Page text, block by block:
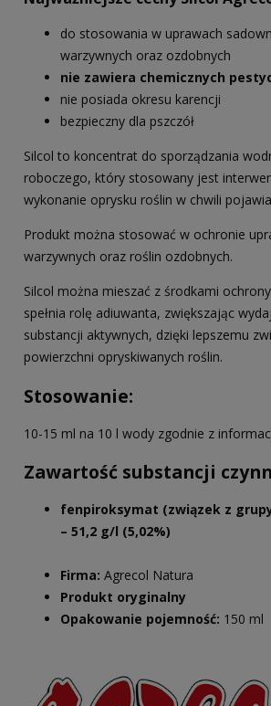
do stosowania w uprawach
warzywnych oraz ozdobnych
nie zawiera chemicznych
nie posiada okresu karencji
bezpieczny dla pszczół
Silcol to koncentrat do sporządzania
roboczego, który stosowany jest
wykonanie oprysku roślin w chwili
Produkt można stosować w ochronie
warzywnych oraz roślin ozdobnych.
Silcol można mieszać z środkami
spełnia rolę adiuwanta, zwiększając
substancji aktywnych, dzięki lepszemu
powierzchni opryskiwanych roślin.
Stosowanie:
10-15 ml na 10 l wody zgodnie z
Zawartość substancji
fenpiroksymat (związek z
– 51,2 g/l (5,02%)
Firma: Agrecol Natura
Produkt oryginalny
Opakowanie pojemność: 150 ml